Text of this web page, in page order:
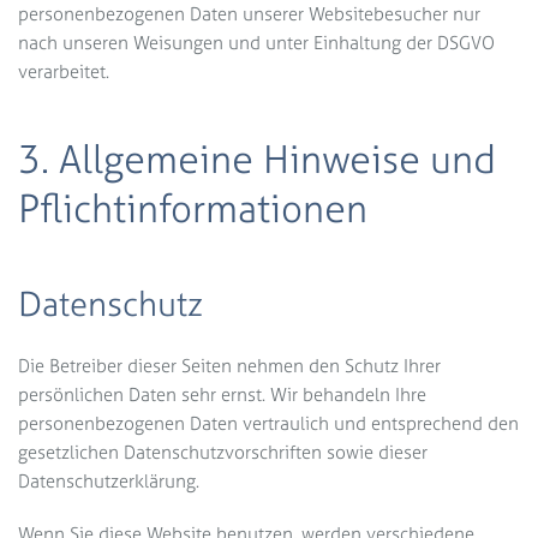
personenbezogenen Daten unserer Websitebesucher nur
nach unseren Weisungen und unter Einhaltung der DSGVO
verarbeitet.
3. Allgemeine Hinweise und
Pflicht­informationen
Datenschutz
Die Betreiber dieser Seiten nehmen den Schutz Ihrer
persönlichen Daten sehr ernst. Wir behandeln Ihre
personenbezogenen Daten vertraulich und entsprechend den
gesetzlichen Datenschutzvorschriften sowie dieser
Datenschutzerklärung.